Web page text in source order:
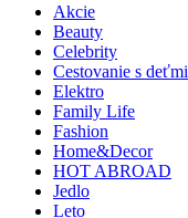
Akcie
Beauty
Celebrity
Cestovanie s deťmi
Elektro
Family Life
Fashion
Home&Decor
HOT ABROAD
Jedlo
Leto